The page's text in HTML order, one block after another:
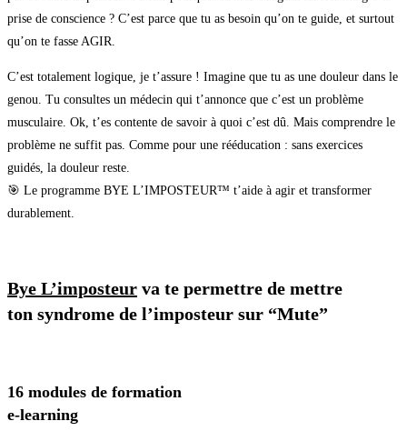
prise de conscience ? C’est parce que tu as besoin qu’on te guide, et surtout
qu’on te fasse AGIR.
C’est totalement logique, je t’assure ! Imagine que tu as une douleur dans le
genou. Tu consultes un médecin qui t’annonce que c’est un problème
musculaire. Ok, t’es contente de savoir à quoi c’est dû. Mais comprendre le
problème ne suffit pas. Comme pour une rééducation : sans exercices
guidés, la douleur reste.
🎯 Le programme BYE L’IMPOSTEUR™️ t’aide à agir et transformer
durablement.
Bye L’imposteur va te permettre de mettre
ton syndrome de l’imposteur sur “Mute”
16 modules de formation
e-learning